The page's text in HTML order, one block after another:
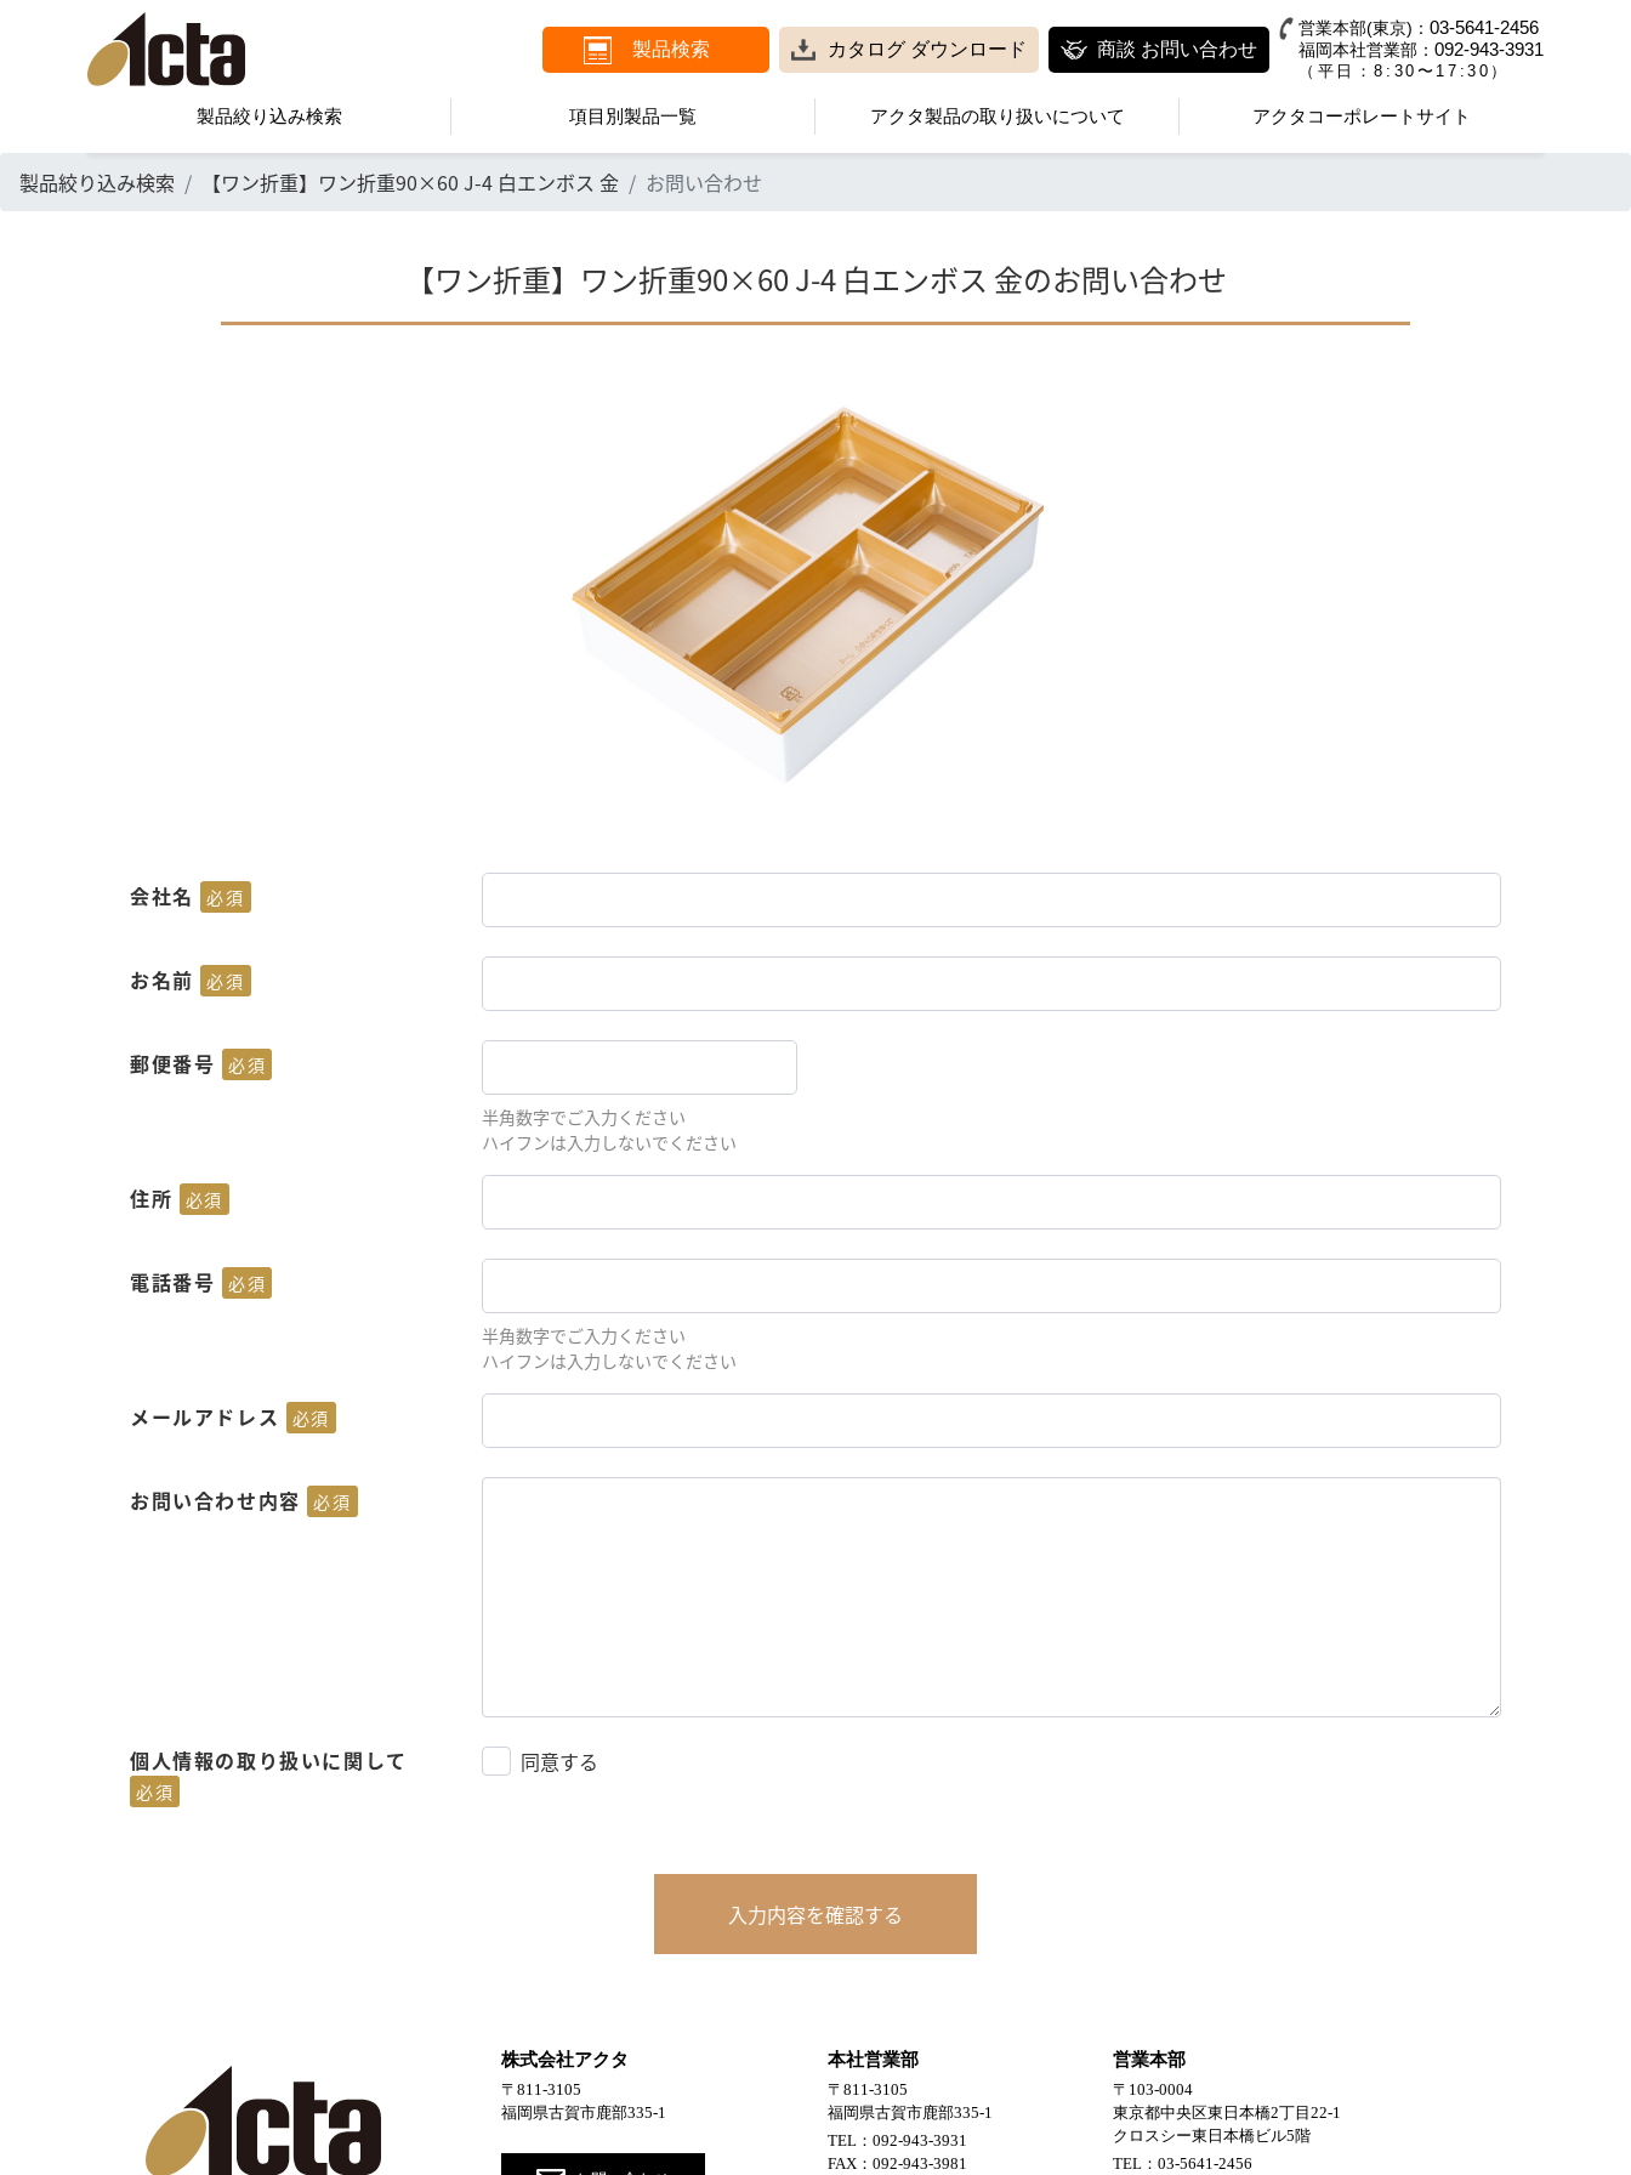
製品検索 カタログ ダウンロード 商談 お問い合わせ
営業本部(東京)： 03-5641-2456
福岡本社営業部： 092-943-3931
（平日：8:30〜17:30）
製品絞り込み検索 項目別製品一覧 アクタ製品の取り扱いについて アクタコーポレートサイト
製品絞り込み検索 【ワン折重】ワン折重90×60 J-4 白エンボス 金 お問い合わせ
【ワン折重】ワン折重90×60 J-4 白エンボス 金のお問い合わせ
会社名 必須
お名前 必須
郵便番号 必須
半角数字でご入力ください
ハイフンは入力しないでください
住所 必須
電話番号 必須
半角数字でご入力ください
ハイフンは入力しないでください
メールアドレス 必須
お問い合わせ内容 必須
個人情報の取り扱いに関して
必須
同意する
入力内容を確認する
株式会社アクタ
〒811-3105
福岡県古賀市鹿部335-1
本社営業部
〒811-3105
福岡県古賀市鹿部335-1
TEL：092-943-3931
FAX：092-943-3981
営業本部
〒103-0004
東京都中央区東日本橋2丁目22-1
クロスシー東日本橋ビル5階
TEL：03-5641-2456